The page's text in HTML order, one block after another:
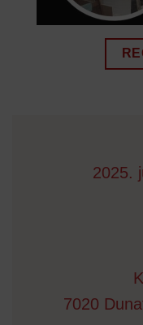
2025.
7020